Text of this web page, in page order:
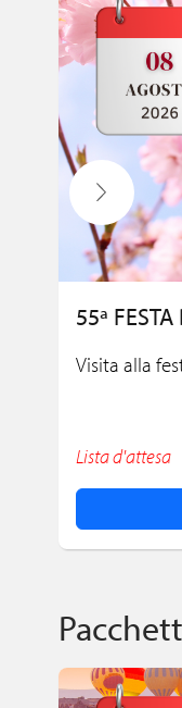
55ª
Visita alla
Lista d'attesa